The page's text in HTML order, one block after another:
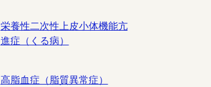
栄養性二次性上皮小体機能亢
進症（くる病）
高脂血症（脂質異常症）